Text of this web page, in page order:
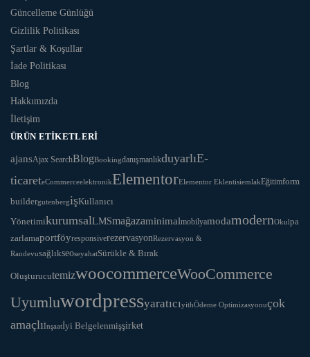
Güncelleme Günlüğü
Gizlilik Politikası
Şartlar & Koşullar
İade Politikası
Blog
Hakkımızda
İletişim
ÜRÜN ETIKETLERI
ajansAjax SearchBlogBookingdanışmanlıkduyarlıE-
ticareteCommerceelektronikElementorElementor EklentisiemlakEğitimform
buildergutenbergişKullanıcı
YönetimikurumsalLMSmağazaminimalmobilyamodamodernOkulpa
zarlamaportföyresponsiverezervasyonRezervasyon &
RandevusağlıkseoseyahatSürükle & Bırak
OluşturucutemizwoocommerceWooCommerce
UyumluwordpressyaratıcıyithÖdeme Optimizasyonuçok
amaçlıİnşaatİyi Belgelenmişşirket